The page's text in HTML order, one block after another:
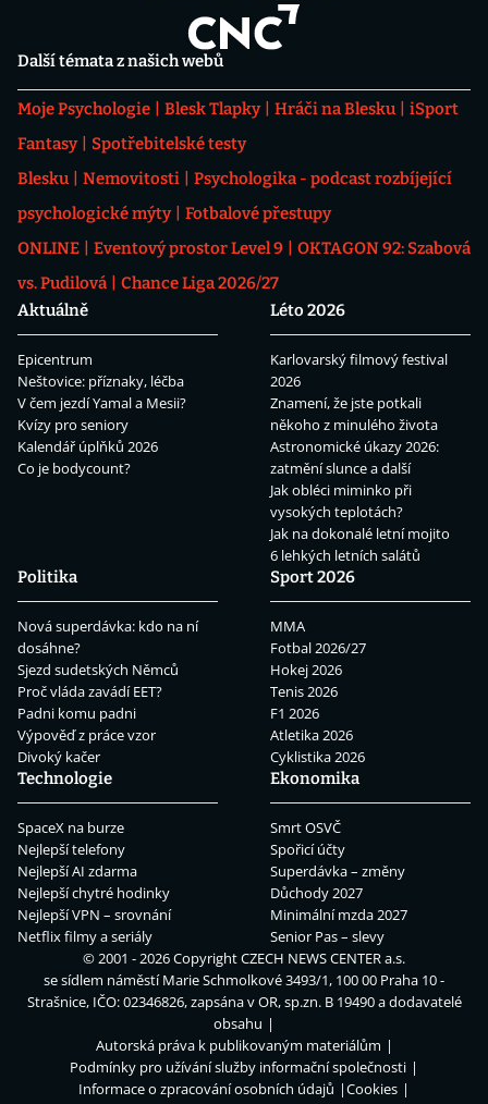
Další témata z našich webů
Moje Psychologie Blesk Tlapky Hráči na Blesku
iSport
Fantasy
Spotřebitelské testy
Blesku
Nemovitosti
Psychologika - podcast rozbíjející
psychologické mýty
Fotbalové přestupy
ONLINE
Eventový prostor Level 9
OKTAGON 92: Szabová
vs. Pudilová
Chance Liga 2026/27
Aktuálně
Epicentrum
Neštovice: příznaky, léčba
V čem jezdí Yamal a Mesii?
Kvízy pro seniory
Kalendář úplňků 2026
Co je bodycount?
Léto 2026
Karlovarský filmový festival
2026
Znamení, že jste potkali
někoho z minulého života
Astronomické úkazy 2026:
zatmění slunce a další
Jak obléci miminko při
vysokých teplotách?
Jak na dokonalé letní mojito
6 lehkých letních salátů
Politika
Nová superdávka: kdo na ní
dosáhne?
Sjezd sudetských Němců
Proč vláda zavádí EET?
Padni komu padni
Výpověď z práce vzor
Divoký kačer
Sport 2026
MMA
Fotbal 2026/27
Hokej 2026
Tenis 2026
F1 2026
Atletika 2026
Cyklistika 2026
Technologie
SpaceX na burze
Nejlepší telefony
Nejlepší AI zdarma
Nejlepší chytré hodinky
Nejlepší VPN – srovnání
Netflix filmy a seriály
Ekonomika
Smrt OSVČ
Spořicí účty
Superdávka – změny
Důchody 2027
Minimální mzda 2027
Senior Pas – slevy
© 2001 - 2026 CopyrightCZECH NEWS CENTER a.s.
se sídlem náměstí Marie Schmolkové 3493/1, 100 00 Praha 10 -
Strašnice, IČO: 02346826, zapsána v OR, sp.zn. B 19490 a dodavatelé
obsahu
Autorská práva k publikovaným materiálům
Podmínky pro užívání služby informační společnosti
Informace o zpracování osobních údajů
Cookies